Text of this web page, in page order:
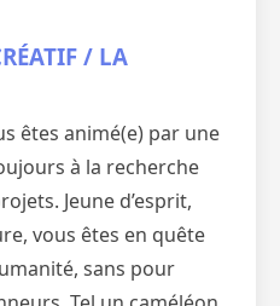
/ LA
êtes animé(e) par une
à la recherche
Jeune d’esprit,
vous êtes en quête
sans pour